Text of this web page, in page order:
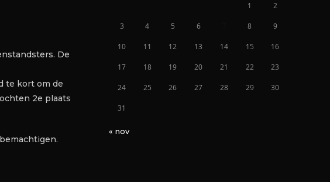
De
te kort om de
2e plaats
1 2
3 4 5 6 8 9
10 11 12 13 14 15 16
17 18 19 20 21 22 23
24 25 26 27 28 29 30
31
« nov